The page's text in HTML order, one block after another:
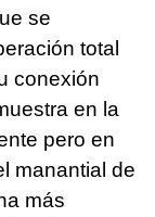
se
total
conexión
en la
pero en
manantial de
más